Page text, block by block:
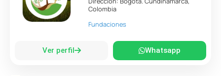
Colombia
Fundaciones
Ver perfil Whatsapp